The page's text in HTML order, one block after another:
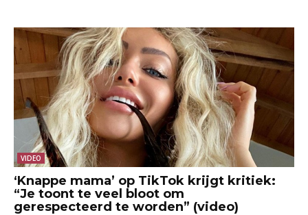
VIDEO
‘Knappe mama’ op TikTok krijgt kritiek:
“Je toont te veel bloot om
gerespecteerd te worden” (video)